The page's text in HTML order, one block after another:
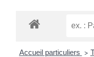
Accueil particuliers >